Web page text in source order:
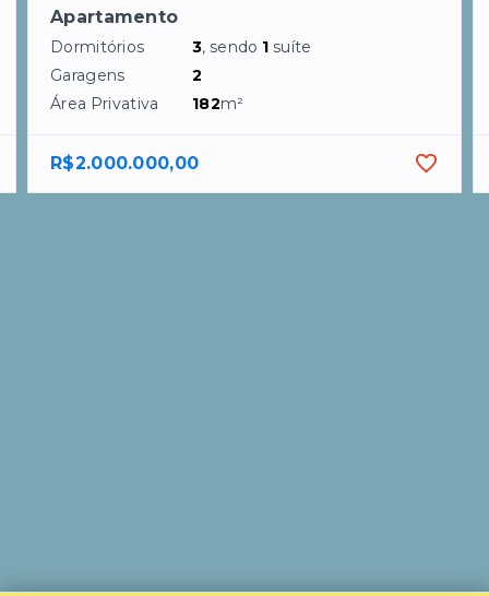
Apartamento
Dormitórios 3, sendo 1 suíte
Garagens
2
Área Privativa
182m²
R$2.000.000,00